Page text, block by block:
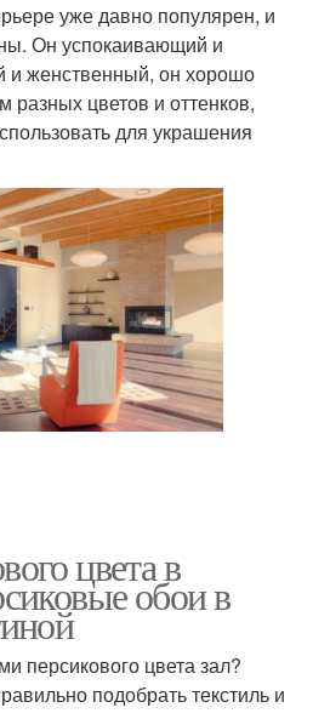
уже давно популярен, и
Он успокаивающий и
и женственный, он хорошо
разных цветов и оттенков,
для украшения
цвета в
обои в
персикового цвета зал?
подобрать текстиль и